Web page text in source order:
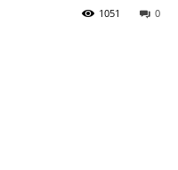
0
1051